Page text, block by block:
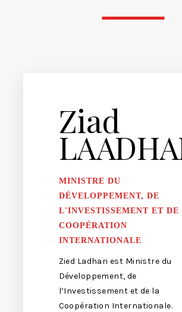
Ziad
MINISTRE DU
DÉVELOPPEMENT, DE
L'INVESTISSEMENT ET DE
COOPÉRATION
INTERNATIONALE
Zied Ladhari est Ministre du
Développement, de
l’Investissement et de la
Coopération Internationale.